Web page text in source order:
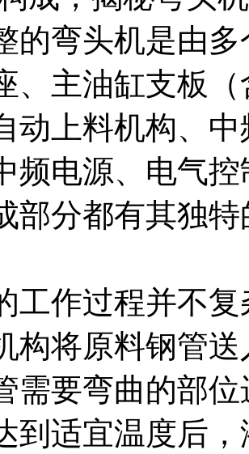
的弯头机是由
、主油缸支板
动上料机构、
频电源、电气
部分都有其独
工作过程并不
构将原料钢管
需要弯曲的部
到适宜温度后